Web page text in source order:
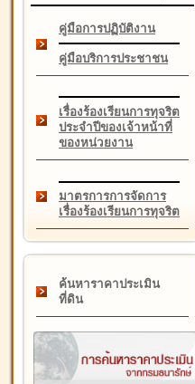
คู่มือการปฏิบัติงาน
คู่มือบริการประชาชน
เรื่องร้องเรียนการทุจริต
ประจำปีของเจ้าหน้าที่
ของหน่วยงาน
มาตรการการจัดการ
เรื่องร้องเรียนการทุจริต
ค้นหาราคาประเมิน
ที่ดิน